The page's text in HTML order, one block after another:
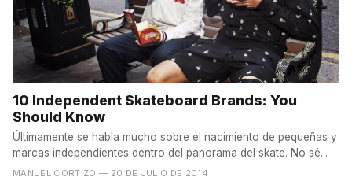
10 Independent Skateboard Brands: You
Should Know
Últimamente se habla mucho sobre el nacimiento de pequeñas y
marcas independientes dentro del panorama del skate. No sé...
MANUEL CORTIZO — 20 DE JULIO DE 2014